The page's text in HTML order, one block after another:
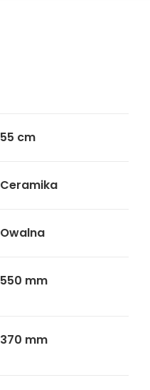
55 cm
Ceramika
Owalna
550 mm
370 mm